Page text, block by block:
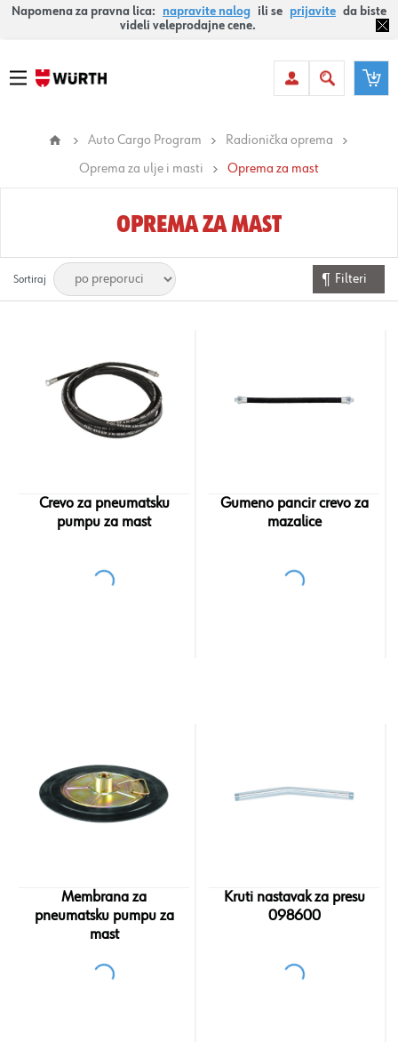
Napomena za pravna lica: napravite nalog ili se prijavite da biste
videli veleprodajne cene.
Auto Cargo Program
Radionička oprema
Oprema za ulje i masti
Oprema za mast
OPREMA ZA MAST
Sortiraj Filteri
Crevo za pneumatsku
pumpu za mast
Gumeno pancir crevo za
mazalice
Membrana za
pneumatsku pumpu za
mast
Kruti nastavak za presu
098600